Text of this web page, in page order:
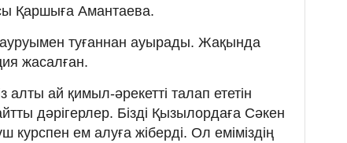
Қаршыға Амантаева.
туғаннан ауырады. Жақында
жасалған.
алты ай қимыл-әрекетті талап ететін
дәрігерлер. Бізді Қызылордаға Сәкен
курспен ем алуға жіберді. Ол еміміздің